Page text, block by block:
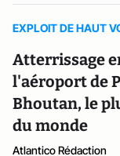
EXPLOIT DE HAUT
Atterrissage
l'aéroport de
Bhoutan, le
du monde
Atlantico Rédaction